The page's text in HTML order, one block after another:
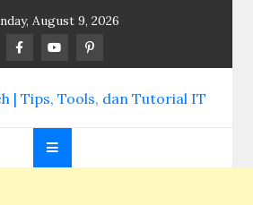
August 9, 2026
Tech | Tips,
dan Tutorial